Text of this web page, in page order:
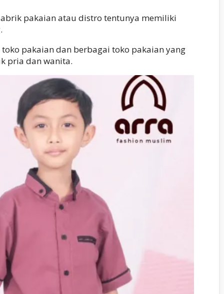
pakaian atau distro tentunya memiliki
pakaian dan berbagai toko pakaian yang
pria dan wanita.